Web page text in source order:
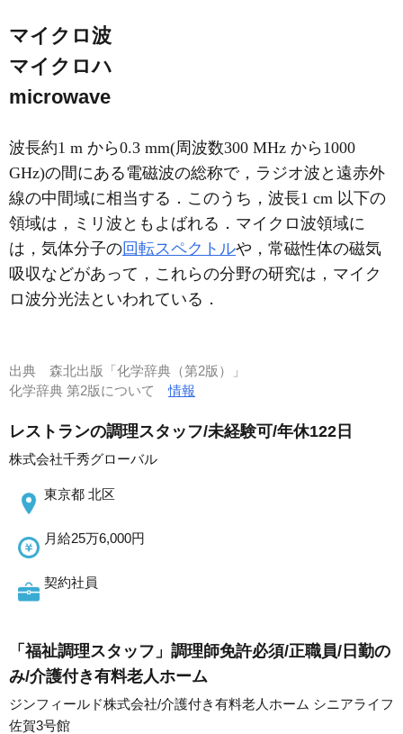
マイクロ波
マイクロハ
microwave
波長約1 m から0.3 mm(周波数300 MHz から1000
GHz)の間にある電磁波の総称で，ラジオ波と遠赤外
線の中間域に相当する．このうち，波長1 cm 以下の
領域は，ミリ波ともよばれる．マイクロ波領域に
は，気体分子の回転スペクトルや，常磁性体の磁気
吸収などがあって，これらの分野の研究は，マイク
ロ波分光法といわれている．
出典 森北出版「化学辞典（第2版）」
化学辞典 第2版について情報
レストランの調理スタッフ/未経験可/年休122日
株式会社千秀グローバル
東京都 北区
月給25万6,000円
契約社員
「福祉調理スタッフ」調理師免許必須/正職員/日勤の
み/介護付き有料老人ホーム
ジンフィールド株式会社/介護付き有料老人ホーム シニアライフ
佐賀3号館